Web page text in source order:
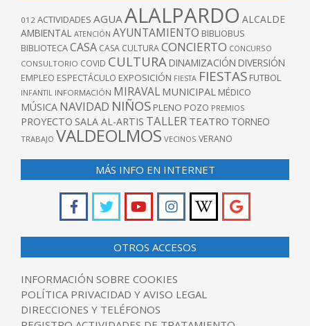
012 ACTIVIDADES AGUA ALALPARDO ALCALDE
AMBIENTAL ATENCIÓN AYUNTAMIENTO BIBLIOBUS
BIBLIOTECACASA CASA CULTURACONCIERTO CONCURSO
CONSULTORIO COVID CULTURA DINAMIZACIÓN DIVERSIÓN
EMPLEO ESPECTÁCULO EXPOSICIÓN FIESTA FIESTAS FUTBOL
INFANTIL INFORMACIÓN MIRAVAL MUNICIPAL MÉDICO
MÚSICA NAVIDAD NIÑOS PLENO POZO PREMIOS
PROYECTO SALA AL-ARTIS TALLER TEATRO TORNEO
TRABAJO VALDEOLMOS VECINOS VERANO
MÁS INFO EN INTERNET
OTROS ACCESOS
INFORMACIÓN SOBRE COOKIES
POLÍTICA PRIVACIDAD Y AVISO LEGAL
DIRECCIONES Y TELÉFONOS